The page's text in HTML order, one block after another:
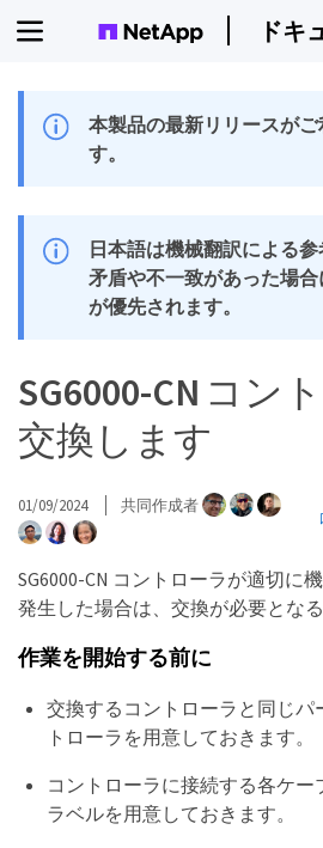
ドキ
本製品の最新リリースが
す。
日本語は機械翻訳による
矛盾や不一致があった場
が優先されます。
SG6000-CN コン
交換します
01/09/2024 共同作成者
SG6000-CN コントローラが適切に
発生した場合は、交換が必要とな
作業を開始する前に
交換するコントローラと同じパ
トローラを用意しておきます。
コントローラに接続する各ケ
ラベルを用意しておきます。